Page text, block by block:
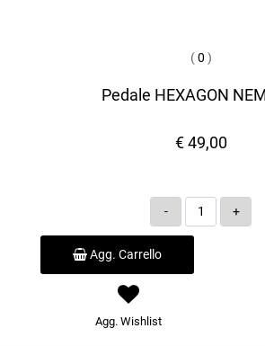
(0 )
Pedale HEXAGON
€ 49,00
Quantità
Agg. Carrello
Agg. Wishlist